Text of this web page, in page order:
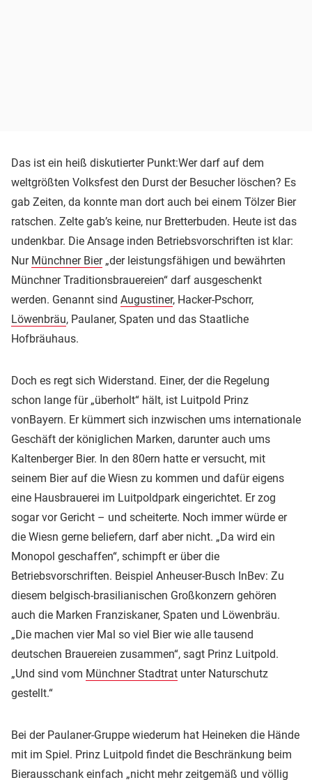
Das ist ein heiß diskutierter Punkt:Wer darf auf dem
weltgrößten Volksfest den Durst der Besucher löschen? Es
gab Zeiten, da konnte man dort auch bei einem Tölzer Bier
ratschen. Zelte gab’s keine, nur Bretterbuden. Heute ist das
undenkbar. Die Ansage inden Betriebsvorschriften ist klar:
Nur Münchner Bier„der leistungsfähigen und bewährten
Münchner Traditionsbrauereien“ darf ausgeschenkt
werden. Genannt sind Augustiner, Hacker-Pschorr,
Löwenbräu, Paulaner, Spaten und das Staatliche
Hofbräuhaus.
Doch es regt sich Widerstand. Einer, der die Regelung
schon lange für „überholt“ hält, ist Luitpold Prinz
vonBayern. Er kümmert sich inzwischen ums internationale
Geschäft der königlichen Marken, darunter auch ums
Kaltenberger Bier. In den 80ern hatte er versucht, mit
seinem Bier auf die Wiesn zu kommen und dafür eigens
eine Hausbrauerei im Luitpoldpark eingerichtet. Er zog
sogar vor Gericht – und scheiterte. Noch immer würde er
die Wiesn gerne beliefern, darf aber nicht. „Da wird ein
Monopol geschaffen“, schimpft er über die
Betriebsvorschriften. Beispiel Anheuser-Busch InBev: Zu
diesem belgisch-brasilianischen Großkonzern gehören
auch die Marken Franziskaner, Spaten und Löwenbräu.
„Die machen vier Mal so viel Bier wie alle tausend
deutschen Brauereien zusammen“, sagt Prinz Luitpold.
„Und sind vom Münchner Stadtrat unter Naturschutz
gestellt.“
Bei der Paulaner-Gruppe wiederum hat Heineken die Hände
mit im Spiel. Prinz Luitpold findet die Beschränkung beim
Bierausschank einfach „nicht mehr zeitgemäß und völlig